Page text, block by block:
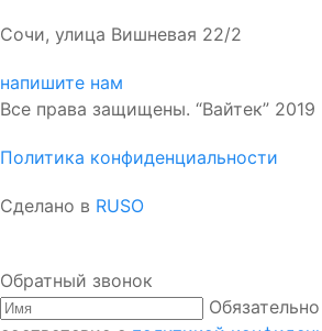
Сочи, улица Вишневая 22/2
напишите нам
Все права защищены. “Вайтек” 2019
Политика конфиденциальности
Сделано в RUSO
Обратный звонок